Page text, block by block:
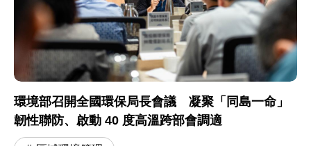
環境部召開全國環保局長會議 凝聚「同島一命」
韌性聯防、啟動 40 度高溫跨部會調適